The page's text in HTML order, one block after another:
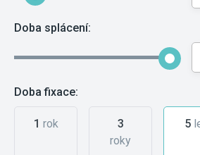
Doba splácení:
Doba fixace:
1 rok
3
roky
5